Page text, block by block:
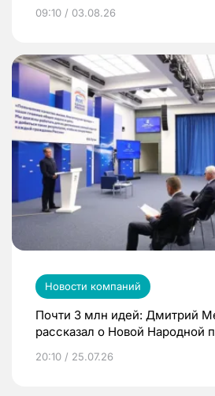
09:10 / 03.08.26
Новости компаний
Почти 3 млн идей: Дмитрий
рассказал о Новой Народной
20:10 / 25.07.26